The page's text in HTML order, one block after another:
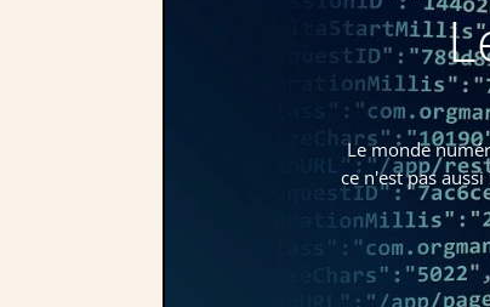
Le monde
ce n'est pas